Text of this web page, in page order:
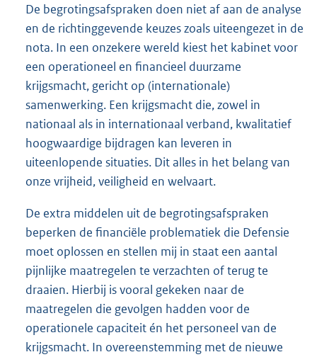
De begrotingsafspraken doen niet af aan de analyse
en de richtinggevende keuzes zoals uiteengezet in de
nota. In een onzekere wereld kiest het kabinet voor
een operationeel en financieel duurzame
krijgsmacht, gericht op (internationale)
samenwerking. Een krijgsmacht die, zowel in
nationaal als in internationaal verband, kwalitatief
hoogwaardige bijdragen kan leveren in
uiteenlopende situaties. Dit alles in het belang van
onze vrijheid, veiligheid en welvaart.
De extra middelen uit de begrotingsafspraken
beperken de financiële problematiek die Defensie
moet oplossen en stellen mij in staat een aantal
pijnlijke maatregelen te verzachten of terug te
draaien. Hierbij is vooral gekeken naar de
maatregelen die gevolgen hadden voor de
operationele capaciteit én het personeel van de
krijgsmacht. In overeenstemming met de nieuwe